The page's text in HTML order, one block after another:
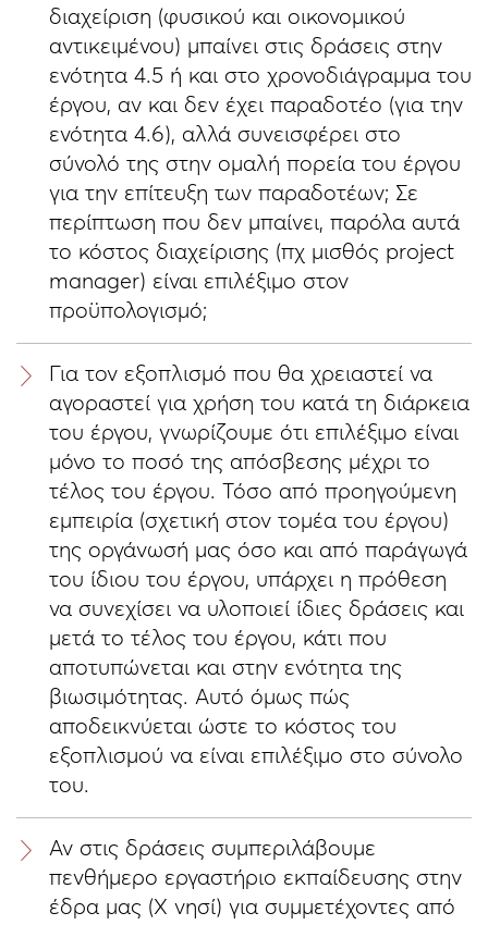
διαχείριση (φυσικού και οικονομικού
αντικειμένου) μπαίνει στις δράσεις στην
ενότητα 4.5 ή και στο χρονοδιάγραμμα του
έργου, αν και δεν έχει παραδοτέο (για την
ενότητα 4.6), αλλά συνεισφέρει στο
σύνολό της στην ομαλή πορεία του έργου
για την επίτευξη των παραδοτέων; Σε
περίπτωση που δεν μπαίνει, παρόλα αυτά
το κόστος διαχείρισης (πχ μισθός project
manager) είναι επιλέξιμο στον
προϋπολογισμό;
Για τον εξοπλισμό που θα χρειαστεί να
αγοραστεί για χρήση του κατά τη διάρκεια
του έργου, γνωρίζουμε ότι επιλέξιμο είναι
μόνο το ποσό της απόσβεσης μέχρι το
τέλος του έργου. Τόσο από προηγούμενη
εμπειρία (σχετική στον τομέα του έργου)
της οργάνωσή μας όσο και από παράγωγά
του ίδιου του έργου, υπάρχει η πρόθεση
να συνεχίσει να υλοποιεί ίδιες δράσεις και
μετά το τέλος του έργου, κάτι που
αποτυπώνεται και στην ενότητα της
βιωσιμότητας. Αυτό όμως πώς
αποδεικνύεται ώστε το κόστος του
εξοπλισμού να είναι επιλέξιμο στο σύνολο
του.
Αν στις δράσεις συμπεριλάβουμε
πενθήμερο εργαστήριο εκπαίδευσης στην
έδρα μας (Χ νησί) για συμμετέχοντες από